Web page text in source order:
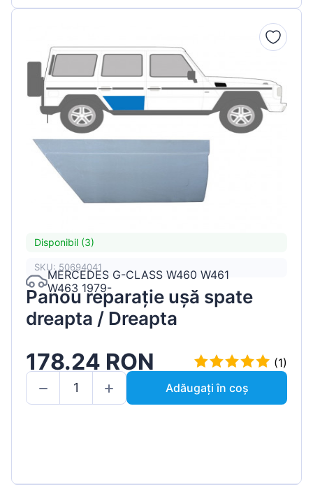
Disponibil (3)
SKU: 50694041
MERCEDES G-CLASS W460 W461
W463 1979-
Panou reparație ușă spate
dreapta / Dreapta
178.24 RON
(1)
Adăugați în coș